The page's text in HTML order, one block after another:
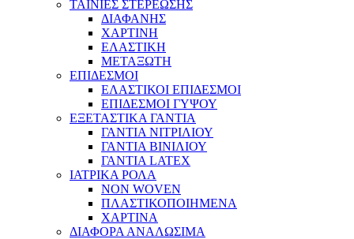
ΤΑΙΝΙΕΣ ΣΤΕΡΕΩΣΗΣ
ΔΙΑΦΑΝΗΣ
ΧΑΡΤΙΝΗ
ΕΛΑΣΤΙΚΗ
ΜΕΤΑΞΩΤΗ
ΕΠΙΔΕΣΜΟΙ
ΕΛΑΣΤΙΚΟΙ ΕΠΙΔΕΣΜΟΙ
ΕΠΙΔΕΣΜΟΙ ΓΥΨΟΥ
ΕΞΕΤΑΣΤΙΚΑ ΓΑΝΤΙΑ
ΓΑΝΤΙΑ ΝΙΤΡΙΛΙΟΥ
ΓΑΝΤΙΑ ΒΙΝΙΛΙΟΥ
ΓΑΝΤΙΑ LATEX
ΙΑΤΡΙΚΑ ΡΟΛΑ
NON WOVEN
ΠΛΑΣΤΙΚΟΠΟΙΗΜΕΝΑ
ΧΑΡΤΙΝΑ
ΔΙΑΦΟΡΑ ΑΝΑΛΩΣΙΜΑ